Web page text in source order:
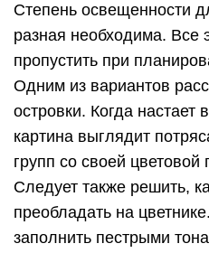
Степень освещенности
разная необходима. Все
пропустить при
Одним из вариантов
островки. Когда настает
картина выглядит
групп со своей цветовой
Следует также решить,
преобладать на
заполнить пестрыми